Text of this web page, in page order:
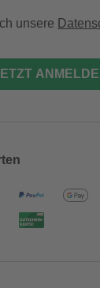
unsere